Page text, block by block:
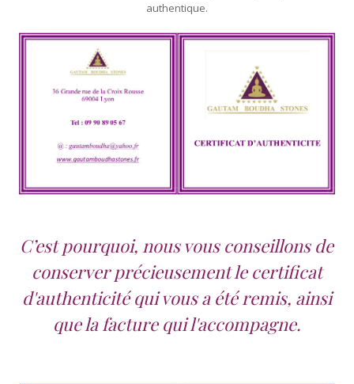
authentique.
C’est pourquoi, nous vous conseillons de
conserver précieusement le certificat
d'authenticité qui vous a été remis, ainsi
que la facture qui l'accompagne.